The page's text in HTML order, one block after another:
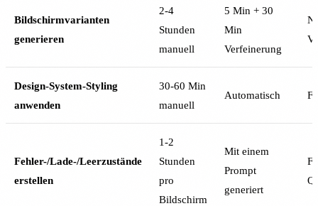
Bildschirmvarianten
generieren
2-4
Stunden
manuell
5 Min + 30
Min
Verfeinerung
Design-System-Styling
anwenden
30-60 Min
manuell
Automatisch
Fehler-/Lade-/Leerzustände
erstellen
1-2
Stunden
pro
Bildschirm
Mit einem
Prompt
generiert